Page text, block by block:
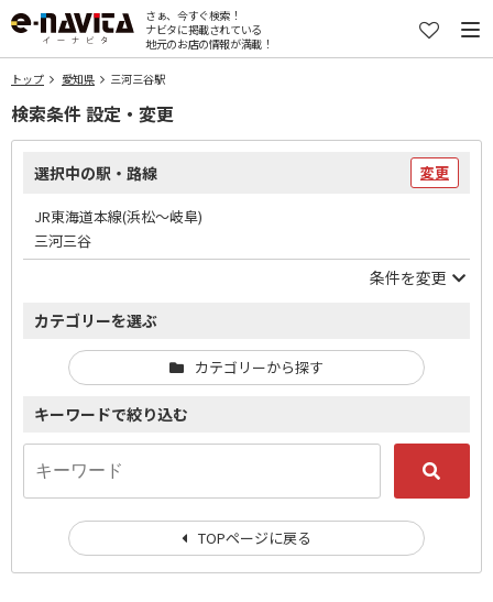
さぁ、今すぐ検索！
ナビタに掲載されている
地元のお店の情報が満載！
トップ 愛知県 三河三谷駅
検索条件 設定・変更
選択中の駅・路線 変更
JR東海道本線(浜松～岐阜)
三河三谷
条件を変更
カテゴリーを選ぶ
カテゴリーから探す
キーワードで絞り込む
TOPページに戻る